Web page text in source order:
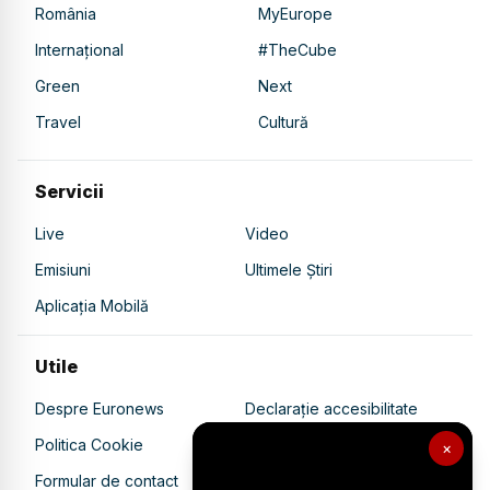
×
România
MyEurope
Internațional
#TheCube
Green
Next
Travel
Cultură
Servicii
Live
Video
Emisiuni
Ultimele Știri
Aplicația Mobilă
Utile
Despre Euronews
Declarație accesibilitate
Politica Cookie
Politica de confidențialitate
Formular de contact